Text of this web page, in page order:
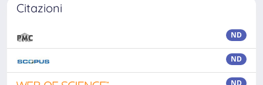
Citazioni
ND
ND